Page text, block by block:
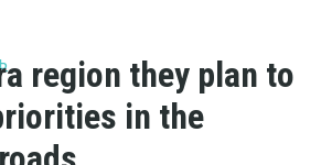
region they plan to
in the